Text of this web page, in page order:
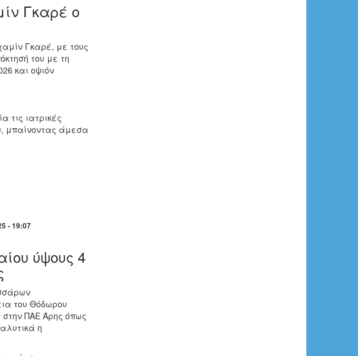
Γκαρέ ο
Γκαρέ, με τους
του με τη
και οψιόν
τις ιατρικές
μπαίνοντας άμεσα
- 19:07
ύψους 4
του Θόδωρου
στην ΠΑΕ Άρης όπως
η